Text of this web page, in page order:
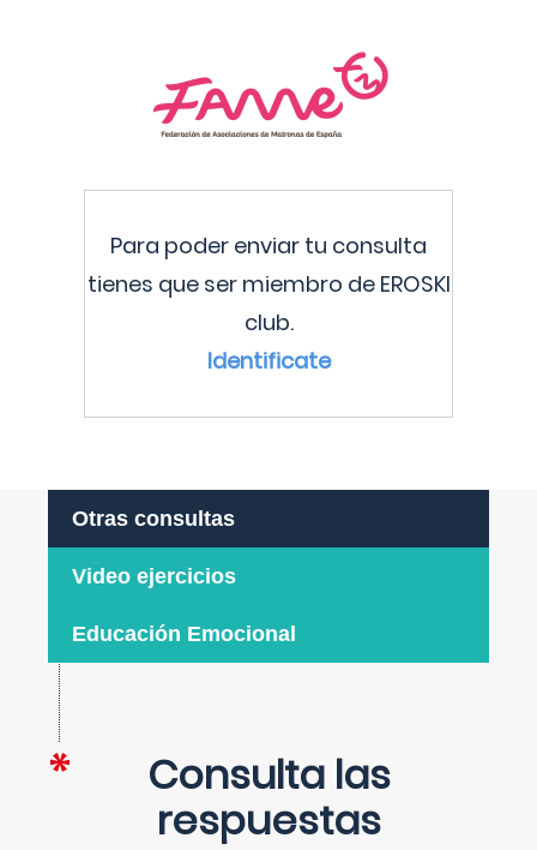
Para poder enviar tu consulta
tienes que ser miembro de EROSKI
club.
Identificate
Otras consultas
Video ejercicios
Educación Emocional
Consulta las
respuestas